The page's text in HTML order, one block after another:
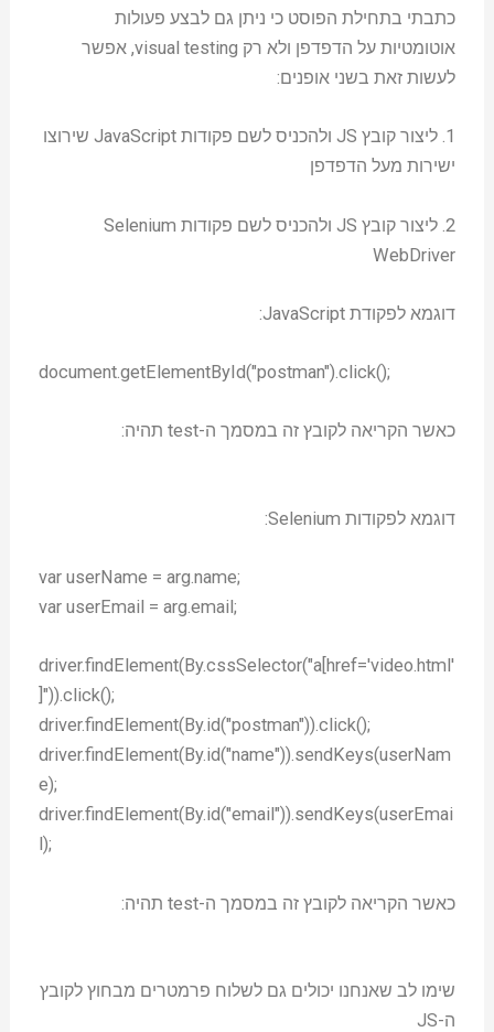
כתבתי בתחילת הפוסט כי ניתן גם לבצע פעולות
אוטומטיות על הדפדפן ולא רק visual testing, אפשר
לעשות זאת בשני אופנים:
1. ליצור קובץ JS ולהכניס לשם פקודות JavaScript שירוצו
ישירות מעל הדפדפן
2. ליצור קובץ JS ולהכניס לשם פקודות Selenium
WebDriver
דוגמא לפקודת JavaScript:
document.getElementById("postman").click();
כאשר הקריאה לקובץ זה במסמך ה-test תהיה:
דוגמא לפקודות Selenium:
var userName = arg.name;
var userEmail = arg.email;
driver.findElement(By.cssSelector("a[href='video.html'
]")).click();
driver.findElement(By.id("postman")).click();
driver.findElement(By.id("name")).sendKeys(userNam
e);
driver.findElement(By.id("email")).sendKeys(userEmai
l);
כאשר הקריאה לקובץ זה במסמך ה-test תהיה:
שימו לב שאנחנו יכולים גם לשלוח פרמטרים מבחוץ לקובץ
ה-JS